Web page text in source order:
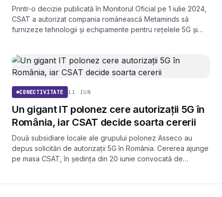
Printr-o decizie publicată în Monitorul Oficial pe 1 iulie 2024,
CSAT a autorizat compania românească Metaminds să
furnizeze tehnologii și echipamente pentru rețelele 5G și
CONECTIVITATE 11 IUN
Un gigant IT polonez cere autorizații 5G în
România, iar CSAT decide soarta cererii
Două subsidiare locale ale grupului polonez Asseco au
depus solicitări de autorizații 5G în România. Cererea ajunge
pe masa CSAT, în ședința din 20 iunie convocată de